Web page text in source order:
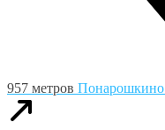
957 метров Понарошкино